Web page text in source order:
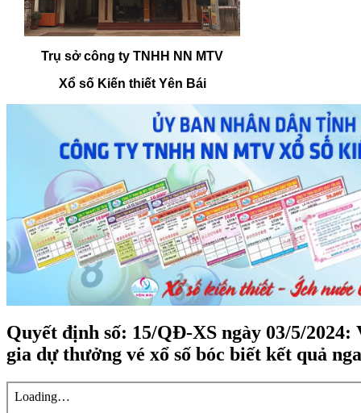
Trụ sở công ty TNHH NN MTV
Xổ số Kiến thiết Yên Bái
Quyết định số: 15/QĐ-XS ngày 03/5/
gia dự thưởng vé xổ số bóc biết kết quả